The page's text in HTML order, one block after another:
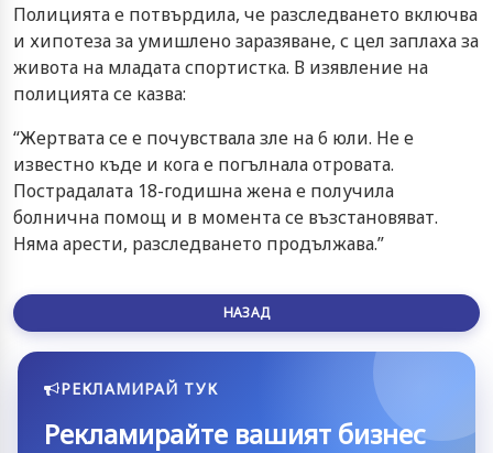
Полицията е потвърдила, че разследването включва
и хипотеза за умишлено заразяване, с цел заплаха за
живота на младата спортистка. В изявление на
полицията се казва:
“Жертвата се е почувствала зле на 6 юли. Не е
известно къде и кога е погълнала отровата.
Пострадалата 18-годишна жена е получила
болнична помощ и в момента се възстановяват.
Няма арести, разследването продължава.”
НАЗАД
РЕКЛАМИРАЙ ТУК
Рекламирайте вашият бизнес